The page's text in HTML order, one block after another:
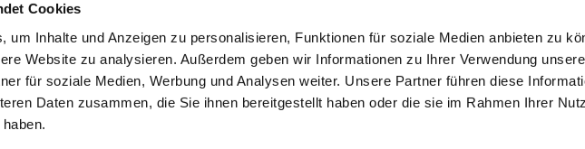
Cookies
um Inhalte und Anzeigen zu personalisieren, Funktionen für soziale Medien anbieten zu
Website zu analysieren. Außerdem geben wir Informationen zu Ihrer Verwendung
für soziale Medien, Werbung und Analysen weiter. Unsere Partner führen diese
Daten zusammen, die Sie ihnen bereitgestellt haben oder die sie im Rahmen Ihrer